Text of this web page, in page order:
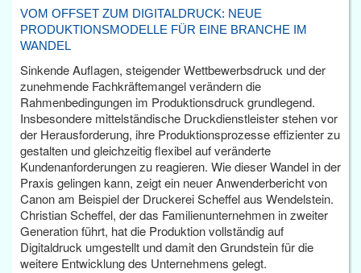
VOM OFFSET ZUM DIGITALDRUCK: NEUE
PRODUKTIONSMODELLE FÜR EINE BRANCHE IM
WANDEL
Sinkende Auflagen, steigender Wettbewerbsdruck und der
zunehmende Fachkräftemangel verändern die
Rahmenbedingungen im Produktionsdruck grundlegend.
Insbesondere mittelständische Druckdienstleister stehen vor
der Herausforderung, ihre Produktionsprozesse effizienter zu
gestalten und gleichzeitig flexibel auf veränderte
Kundenanforderungen zu reagieren. Wie dieser Wandel in der
Praxis gelingen kann, zeigt ein neuer Anwenderbericht von
Canon am Beispiel der Druckerei Scheffel aus Wendelstein.
Christian Scheffel, der das Familienunternehmen in zweiter
Generation führt, hat die Produktion vollständig auf
Digitaldruck umgestellt und damit den Grundstein für die
weitere Entwicklung des Unternehmens gelegt.